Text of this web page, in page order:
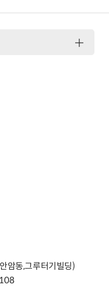
암동,그루터기빌딩)